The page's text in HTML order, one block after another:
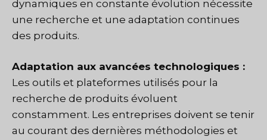
dynamiques en constante évolution nécessite
une recherche et une adaptation continues
des produits.
Adaptation aux avancées technologiques :
Les outils et plateformes utilisés pour la
recherche de produits évoluent
constamment. Les entreprises doivent se tenir
au courant des dernières méthodologies et